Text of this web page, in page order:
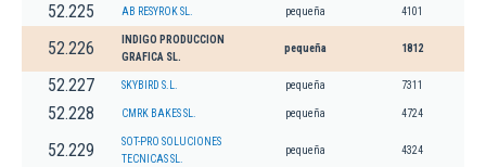
52.225 AB RESYROK SL. pequeña 4101
52.226
INDIGO PRODUCCION
GRAFICA SL.
pequeña 1812
52.227 SKYBIRD S.L. pequeña 7311
52.228 CMRK BAKES SL. pequeña 4724
52.229
SOT-PRO SOLUCIONES
TECNICAS SL.
pequeña 4324